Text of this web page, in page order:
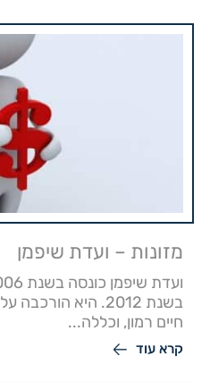
מזונות – ועדת שיפמן
בשנת 2012. היא
חיים רמון, וכללה...
קרא עוד